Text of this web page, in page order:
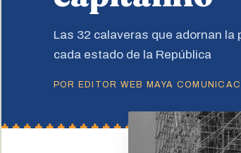
Las 32 calaveras que adornan
cada estado de la República
POR EDITOR WEB MAYA